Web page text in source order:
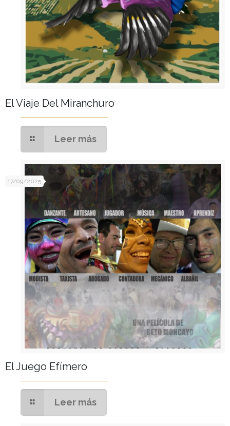
El Viaje Del Miranchuro
Leer más
17/09/2025
El Juego Efímero
Leer más